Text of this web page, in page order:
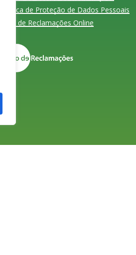
Política de Proteção de Dados Pessoais
Livro de Reclamações Online